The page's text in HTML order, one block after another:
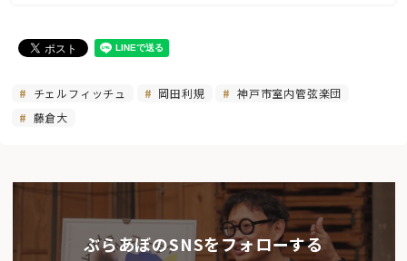
チェルフィッチュ 岡田利規
神戸市室内管弦楽団
藤倉大
ぶらあぼのSNSをフォローする